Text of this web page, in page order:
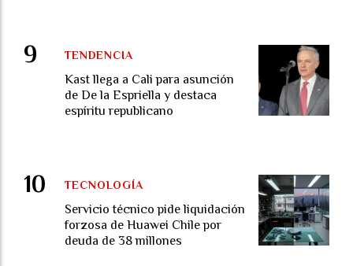
Kast llega a Cali para asunción
de De la Espriella y destaca
espíritu republicano
TENDENCIA
Servicio técnico pide liquidación
forzosa de Huawei Chile por
deuda de 38 millones
TECNOLOGÍA